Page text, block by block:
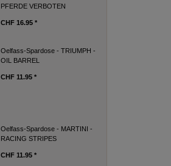
PFERDE VERBOTEN
CHF 16.95 *
Oelfass-Spardose - TRIUMPH -
OIL BARREL
CHF 11.95 *
Oelfass-Spardose - MARTINI -
RACING STRIPES
CHF 11.95 *